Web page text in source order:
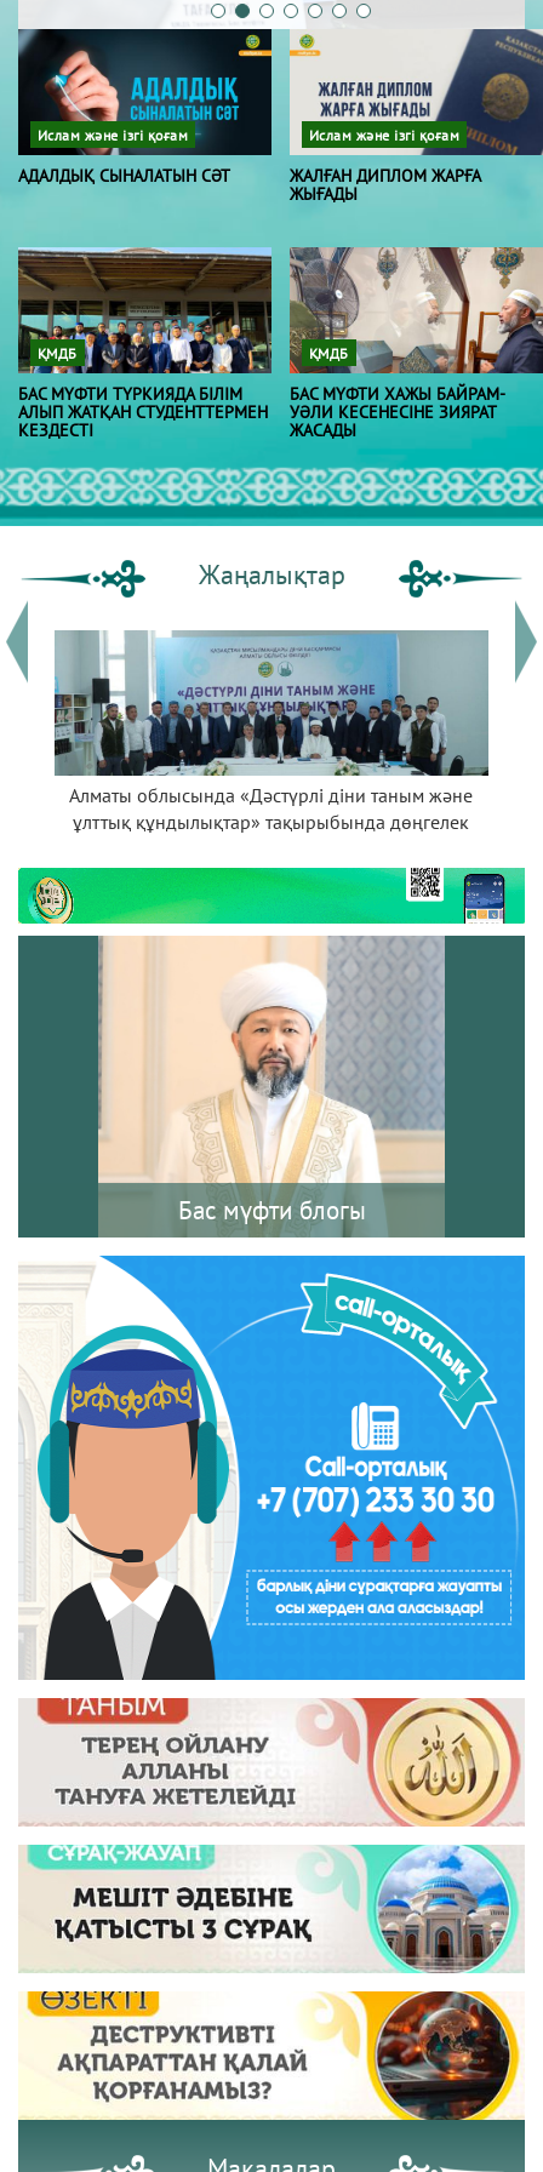
Ислам және ізгі қоғам
АДАЛДЫҚ СЫНАЛАТЫН СӘТ
Ислам және ізгі қоғам
ЖАЛҒАН ДИПЛОМ ЖАРҒА
ЖЫҒАДЫ
ҚМДБ
БАС МҮФТИ ТҮРКИЯДА БІЛІМ
АЛЫП ЖАТҚАН СТУДЕНТТЕРМЕН
КЕЗДЕСТІ
ҚМДБ
БАС МҮФТИ ХАЖЫ БАЙРАМ-
УӘЛИ КЕСЕНЕСІНЕ ЗИЯРАТ
ЖАСАДЫ
Жаңалықтар
Алматы облысында «Дәстүрлі діни таным және
ұлттық құндылықтар» тақырыбында дөңгелек
Бас мүфти блогы